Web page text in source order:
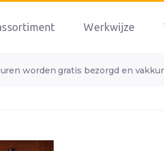
worden gratis bezorgd en
Werkwijze